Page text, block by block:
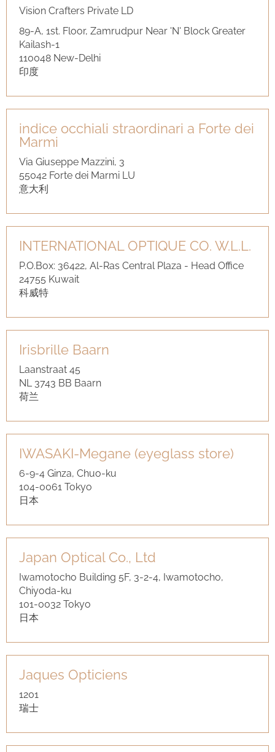
Vision Crafters Private LD
89-A, 1st. Floor, Zamrudpur Near 'N' Block Greater
Kailash-1
110048 New-Delhi
印度
indice occhiali straordinari a Forte dei
Marmi
Via Giuseppe Mazzini, 3
55042 Forte dei Marmi LU
意大利
INTERNATIONAL OPTIQUE CO. W.L.L.
P.O.Box: 36422, Al-Ras Central Plaza - Head Office
24755 Kuwait
科威特
Irisbrille Baarn
Laanstraat 45
NL 3743 BB Baarn
荷兰
IWASAKI-Megane (eyeglass store)
6-9-4 Ginza, Chuo-ku
104-0061 Tokyo
日本
Japan Optical Co., Ltd
Iwamotocho Building 5F, 3-2-4, Iwamotocho,
Chiyoda-ku
101-0032 Tokyo
日本
Jaques Opticiens
1201
瑞士